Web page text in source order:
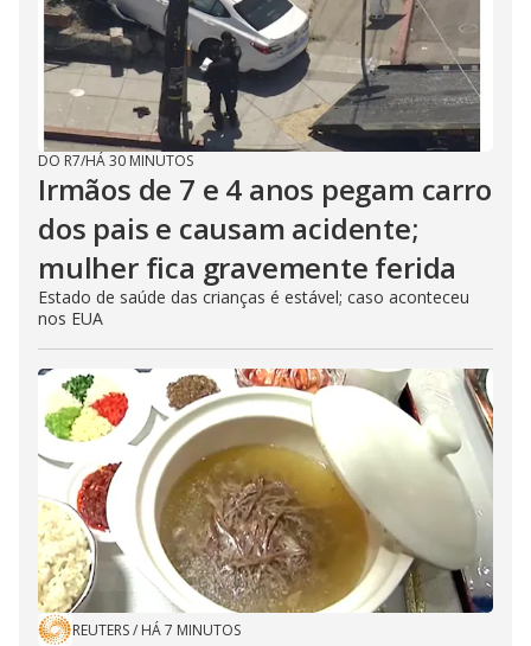
e
o
DO R7/HÁ 30 MINUTOS
Irmãos de 7 e 4 anos pegam carro
dos pais e causam acidente;
mulher fica gravemente ferida
Estado de saúde das crianças é estável; caso aconteceu
nos EUA
REUTERS/ HÁ 7 MINUTOS